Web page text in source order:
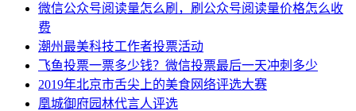
微信公众号阅读量怎么刷，刷公众号阅读量价格怎么收
费
潮州最美科技工作者投票活动
飞鱼投票一票多少钱？微信投票最后一天冲刺多少
2019年北京市舌尖上的美食网络评选大赛
凰城御府园林代言人评选